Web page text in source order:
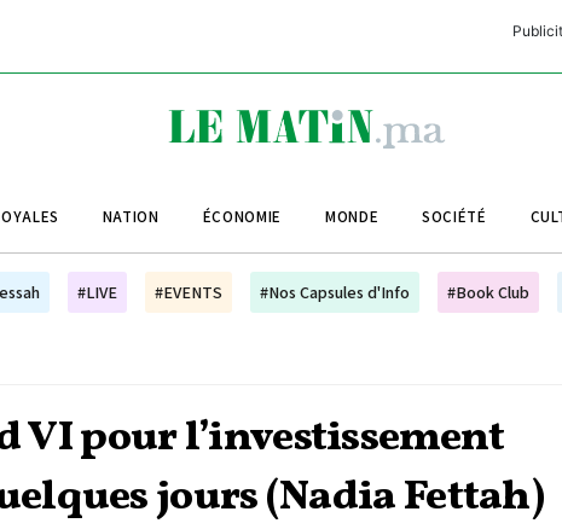
NATION ÉCONOMIE MONDE SOCIÉTÉ
#LIVE #EVENTS #Nos Capsules d'Info #Book Club
VI pour l’investissement
jours (Nadia Fettah)